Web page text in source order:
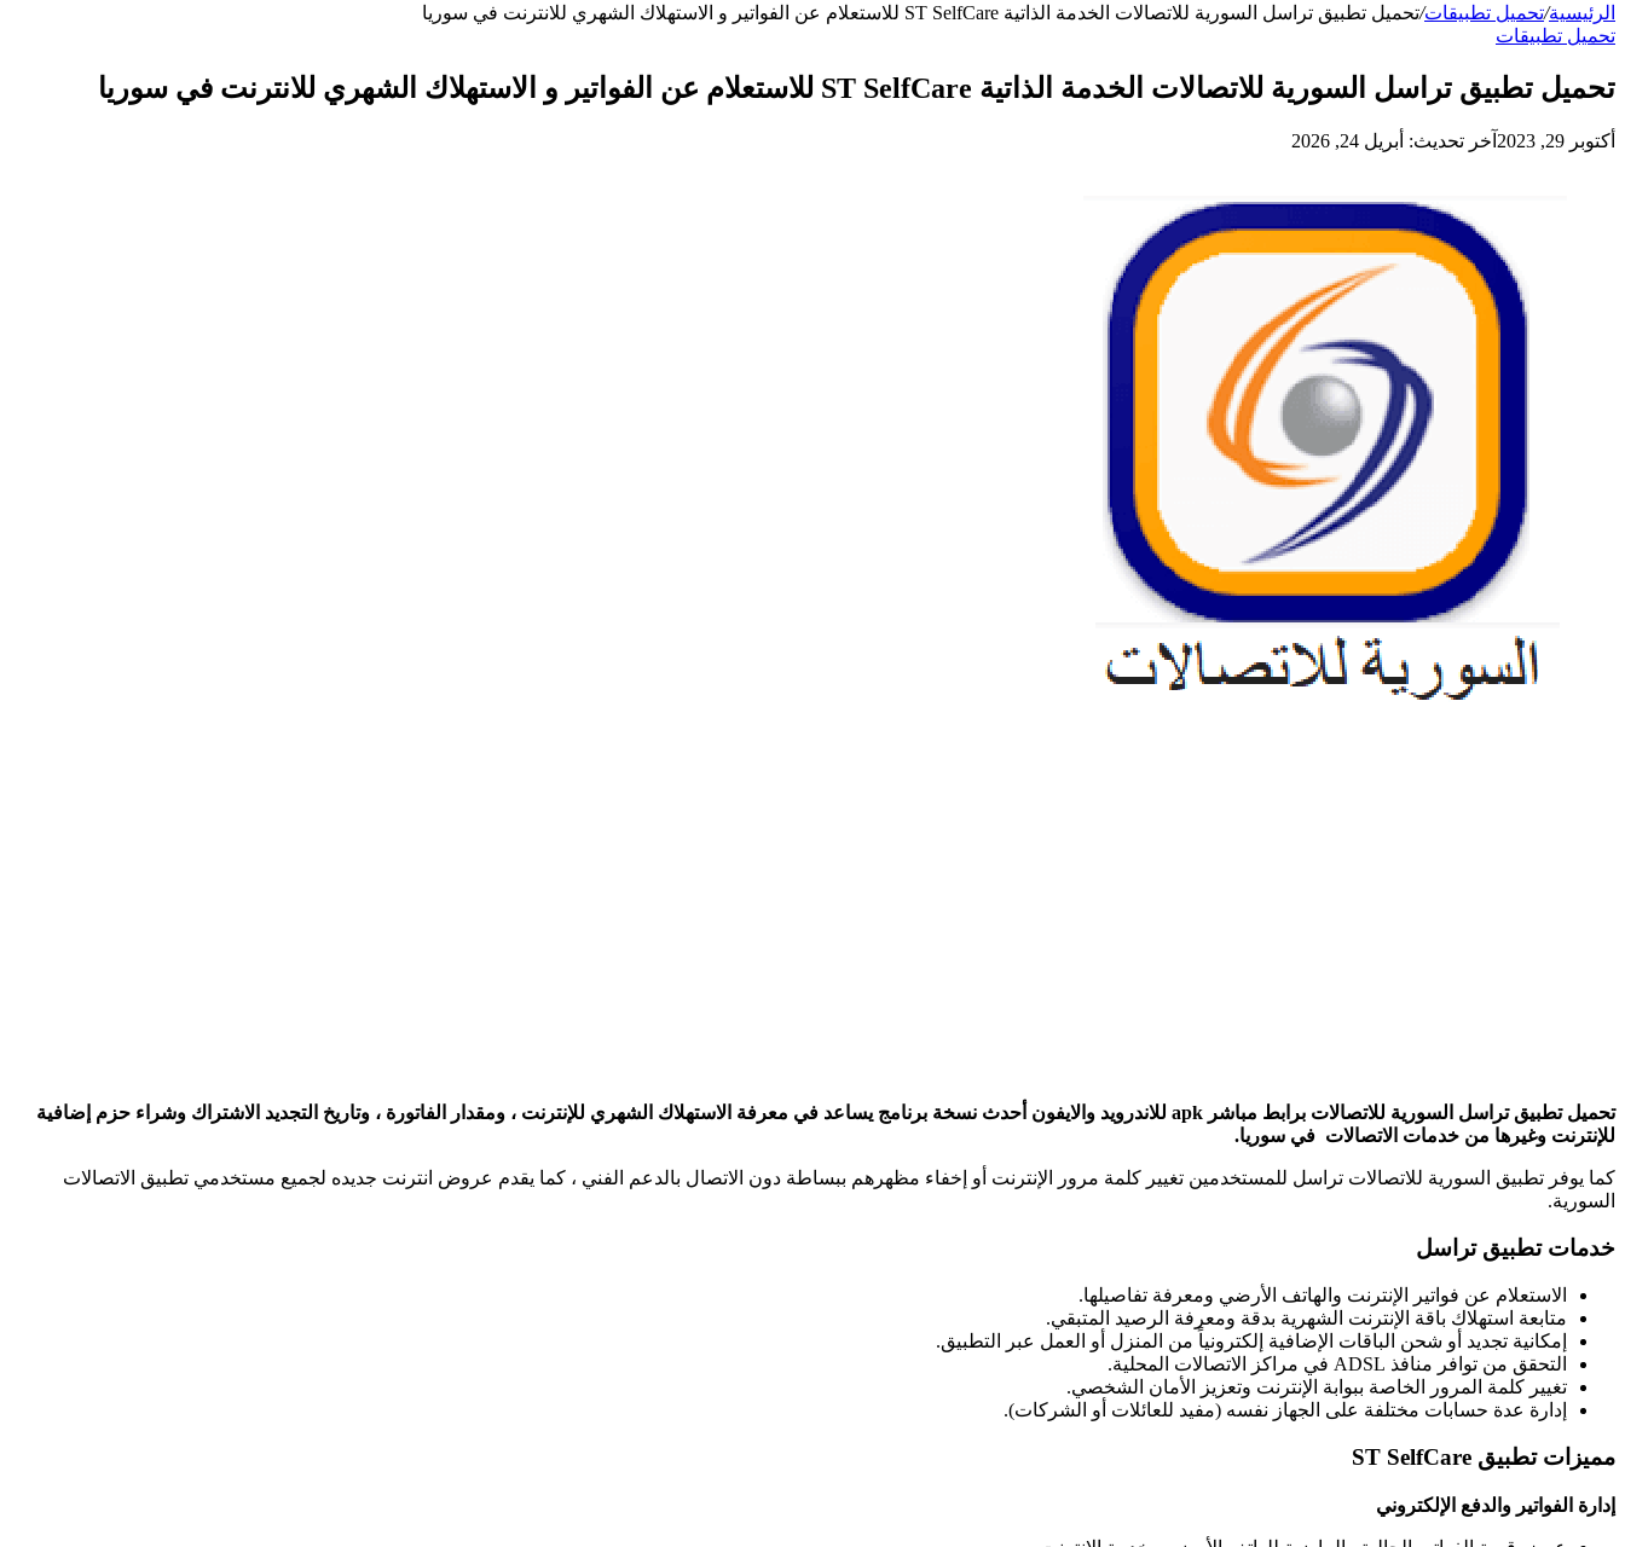
الرئيسية/تحميل تطبيقات/تحميل تطبيق تراسل السورية للاتصالات الخدمة الذاتية ST SelfCare للاستعلام عن الفواتير و الاستهلاك الشهري للانترنت في سوريا
تحميل تطبيقات
تحميل تطبيق تراسل السورية للاتصالات الخدمة الذاتية ST SelfCare للاستعلام عن الفواتير و الاستهلاك الشهري للانترنت في سوريا
أكتوبر 29, 2023 آخر تحديث: أبريل 24, 2026
تحميل تطبيق تراسل السورية للاتصالات برابط مباشر apk للاندرويد والايفون أحدث نسخة برنامج يساعد في معرفة الاستهلاك الشهري للإنترنت ، ومقدار الفاتورة ، وتاريخ التجديد الاشتراك وشراء حزم إضافية
للإنترنت وغيرها من خدمات الاتصالات في سوريا.
كما يوفر تطبيق السورية للاتصالات تراسل للمستخدمين تغيير كلمة مرور الإنترنت أو إخفاء مظهرهم ببساطة دون الاتصال بالدعم الفني ، كما يقدم عروض انترنت جديده لجميع مستخدمي تطبيق الاتصالات
السورية.
خدمات تطبيق تراسل
الاستعلام عن فواتير الإنترنت والهاتف الأرضي ومعرفة تفاصيلها.​
متابعة استهلاك باقة الإنترنت الشهرية بدقة ومعرفة الرصيد المتبقي.​
إمكانية تجديد أو شحن الباقات الإضافية إلكترونياً من المنزل أو العمل عبر التطبيق.​
التحقق من توافر منافذ ADSL في مراكز الاتصالات المحلية.​
تغيير كلمة المرور الخاصة ببوابة الإنترنت وتعزيز الأمان الشخصي.​
إدارة عدة حسابات مختلفة على الجهاز نفسه (مفيد للعائلات أو الشركات).
مميزات تطبيق ST SelfCare
إدارة الفواتير والدفع الإلكتروني